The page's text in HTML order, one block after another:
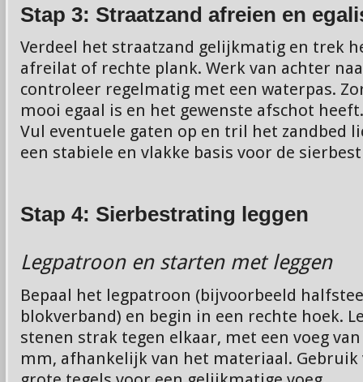
Stap 3: Straatzand afreien en
Verdeel het straatzand gelijkmatig en trek
afreilat of rechte plank. Werk van achter
controleer regelmatig met een waterpas.
mooi egaal is en het gewenste afschot heeft.
Vul eventuele gaten op en tril het zandbed
een stabiele en vlakke basis voor de
Stap 4: Sierbestrating leggen
Legpatroon en starten met leggen
Bepaal het legpatroon (bijvoorbeeld
blokverband) en begin in een rechte hoek.
stenen strak tegen elkaar, met een voeg
mm, afhankelijk van het materiaal.